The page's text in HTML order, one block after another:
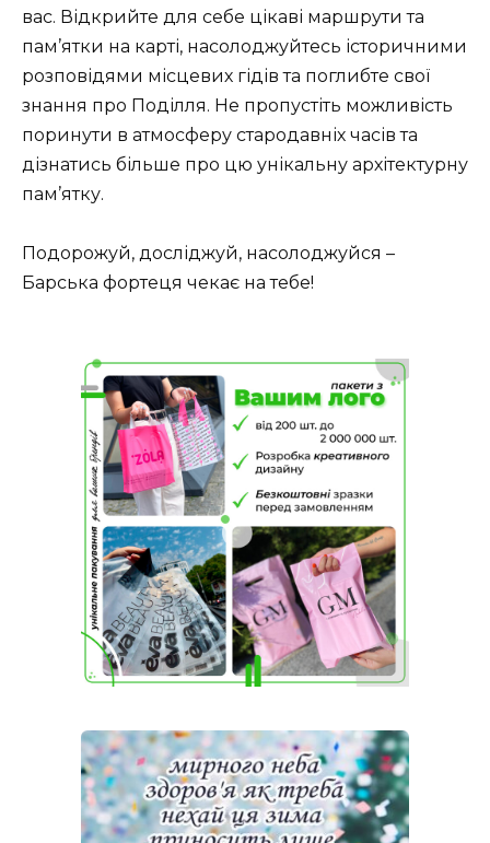
вас. Відкрийте для себе цікаві маршрути та
пам’ятки на карті, насолоджуйтесь історичними
розповідями місцевих гідів та поглибте свої
знання про Поділля. Не пропустіть можливість
поринути в атмосферу стародавніх часів та
дізнатись більше про цю унікальну архітектурну
пам’ятку.
Подорожуй, досліджуй, насолоджуйся –
Барська фортеця чекає на тебе!